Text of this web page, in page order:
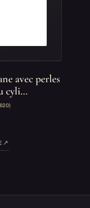
avec perles
cyli…